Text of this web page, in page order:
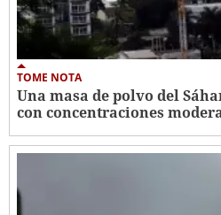
TOME NOTA
Una masa de polvo del
con concentraciones